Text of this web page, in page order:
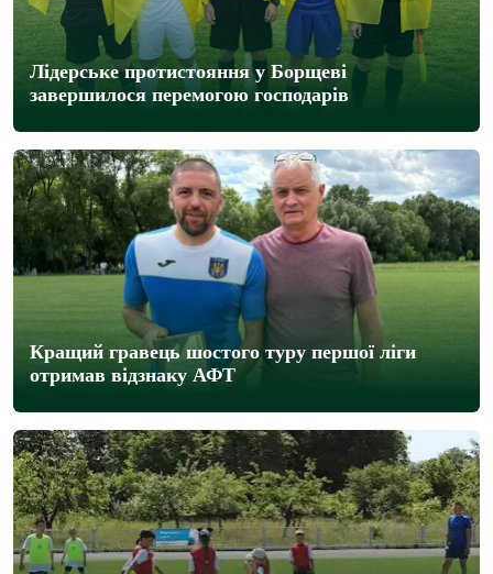
Лідерське протистояння у Борщеві
завершилося перемогою господарів
Кращий гравець шостого туру першої ліги
отримав відзнаку АФТ